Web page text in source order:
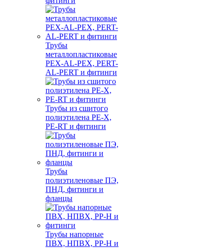
Трубы
металлопластиковые
PEX-AL-PEX, PERT-
AL-PERT и фитинги
Трубы из сшитого
полиэтилена PE-X,
PE-RT и фитинги
Трубы
полиэтиленовые ПЭ,
ПНД, фитинги и
фланцы
Трубы напорные
ПВХ, НПВХ, PP-H и